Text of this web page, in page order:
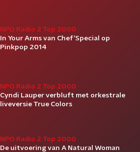
NPO Radio 2 Top 2000
In Your Arms van Chef'Special op
Pinkpop 2014
NPO Radio 2 Top 2000
Cyndi Lauper verbluft met orkestrale
liveversie True Colors
NPO Radio 2 Top 2000
De uitvoering van A Natural Woman